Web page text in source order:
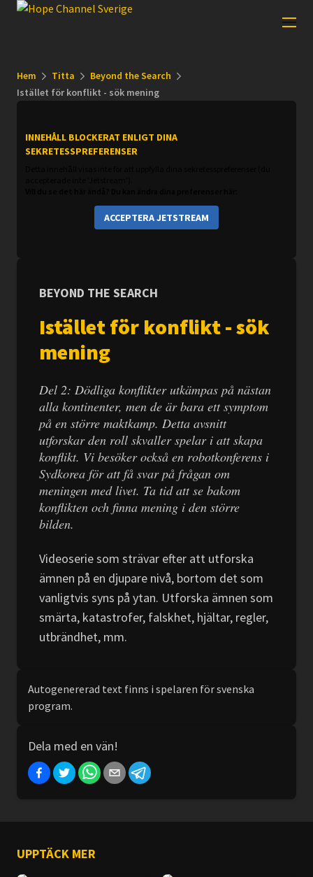
Hem Titta
Beyond the Search
Istället för konflikt - sök mening
INNEHÅLL BLOCKERAT ENLIGT DINA
SEKRETESSPREFERENSER
ACCEPTERA JETSTREAM
BEYOND THE SEARCH
Istället för konflikt - sök
mening
Del 2: Dödliga konflikter utkämpas på nästan
alla kontinenter, men de är bara ett symptom
på en större maktkamp. Detta avsnitt
utforskar den roll skvaller spelar i att skapa
konflikt. Vi besöker också en robotkonferens i
Sydkorea för att få svar på frågan om
meningen med livet. Ta tid att se bakom
konflikten och finna mening i den större
bilden.
Videoserie som strävar efter att utforska
ämnen på en djupare nivå, bortom det som
vanligtvis syns på ytan. Utforska ämnen som
smärta, katastrofer, falskhet, hjältar, regler,
utbrändhet, mm.
Autogenererad text finns i spelaren för svenska
program.
Dela med en vän!
UPPTÄCK MER